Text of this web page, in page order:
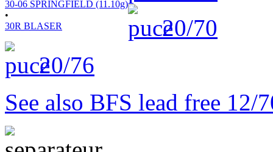
30-06 SPRINGFIELD (11.10g)
•
30R BLASER
20/70
20/76
See also BFS lead free 12/